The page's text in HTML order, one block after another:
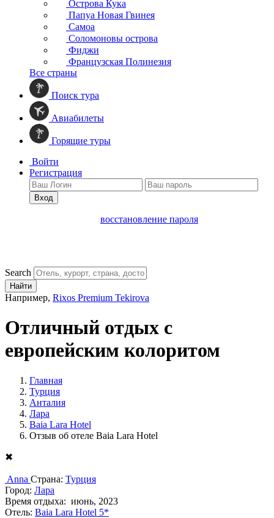
Острова Кука
Папуа Новая Гвинея
Самоа
Соломоновы острова
Фиджи
Французская Полинезия
Все страны
Поиск тура
Авиабилеты
Горящие туры
Войти
Регистрация
Вход
восстановление пароля
Search
Найти
Например, Rixos Premium Tekirova
Отличный отдых с
европейским колоритом
Главная
Турция
Анталия
Лара
Baia Lara Hotel
Отзыв об отеле Baia Lara Hotel
✖
Anna Страна: Турция
Город: Лара
Время отдыха: июнь, 2023
Отель: Baia Lara Hotel 5*